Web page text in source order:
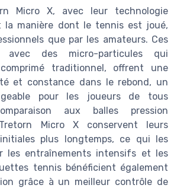
Micro X, avec leur technologie
la manière dont le tennis est joué,
que par les amateurs. Ces
avec des micro-particules qui
traditionnel, offrent une
et constance dans le rebond, un
pour les joueurs de tous
aux balles pression
Micro X conservent leurs
plus longtemps, ce qui les
les entraînements intensifs et les
tennis bénéficient également
grâce à un meilleur contrôle de